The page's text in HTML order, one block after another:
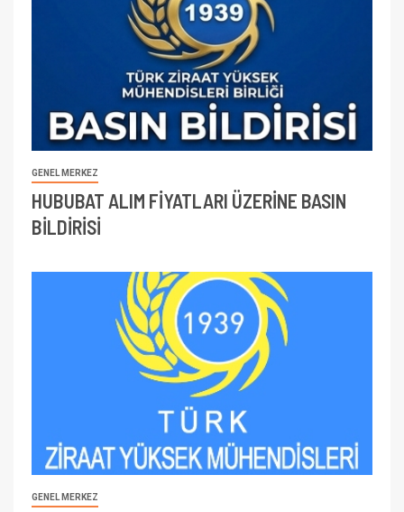
GENEL MERKEZ
HUBUBAT ALIM FİYATLARI ÜZERİNE BASIN
BİLDİRİSİ
GENEL MERKEZ